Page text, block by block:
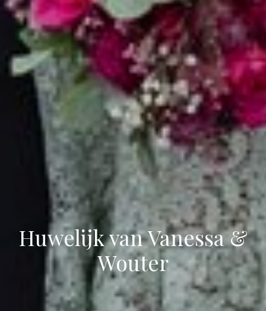
Huwelijk van Vanessa &
Wouter